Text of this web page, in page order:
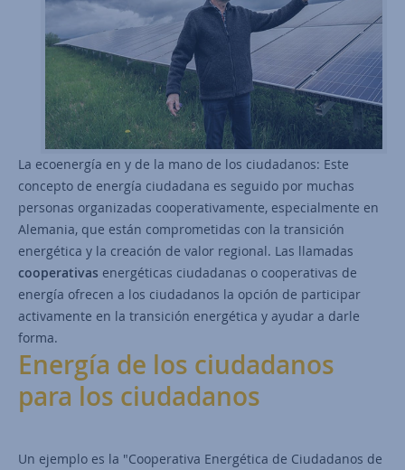
La ecoenergía en y de la mano de los ciudadanos: Este
concepto de energía ciudadana es seguido por muchas
personas organizadas cooperativamente, especialmente en
Alemania, que están comprometidas con la transición
energética y la creación de valor regional. Las llamadas
cooperativas energéticas ciudadanas o cooperativas de
energía ofrecen a los ciudadanos la opción de participar
activamente en la transición energética y ayudar a darle
forma.
Energía de los ciudadanos
para los ciudadanos
Un ejemplo es la "Cooperativa Energética de Ciudadanos de